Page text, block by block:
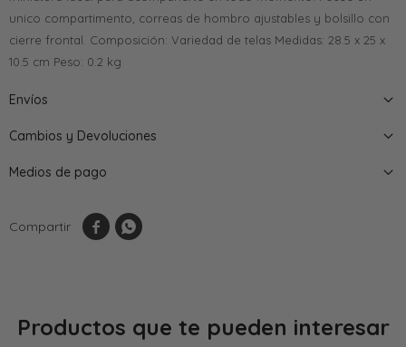
unico compartimento, correas de hombro ajustables y bolsillo con
cierre frontal. Composición: Variedad de telas Medidas: 28.5 x 25 x
10.5 cm Peso: 0.2 kg
Envíos
Cambios y Devoluciones
Medios de pago
 
Productos que te pueden interesar